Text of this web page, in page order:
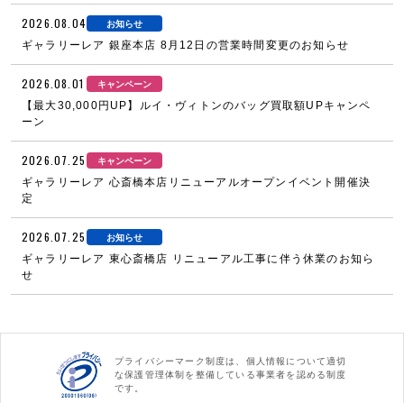
2026.08.04 お知らせ
ギャラリーレア 銀座本店 8月12日の営業時間変更のお知らせ
2026.08.01 キャンペーン
【最大30,000円UP】ルイ・ヴィトンのバッグ買取額UPキャンペ
ーン
2026.07.25 キャンペーン
ギャラリーレア 心斎橋本店リニューアルオープンイベント開催決
定
2026.07.25 お知らせ
ギャラリーレア 東心斎橋店 リニューアル工事に伴う休業のお知ら
せ
プライバシーマーク制度は、個人情報について適切
な保護管理体制を整備している事業者を認める制度
です。